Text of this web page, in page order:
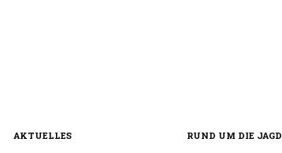
AKTUELLES RUND UM DIE JAGD